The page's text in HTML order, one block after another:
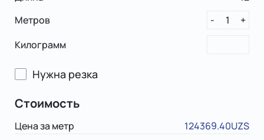
Метров
- 1
+
Килограмм
Нужна резка
Стоимость
Цена за метр
124369.40UZS